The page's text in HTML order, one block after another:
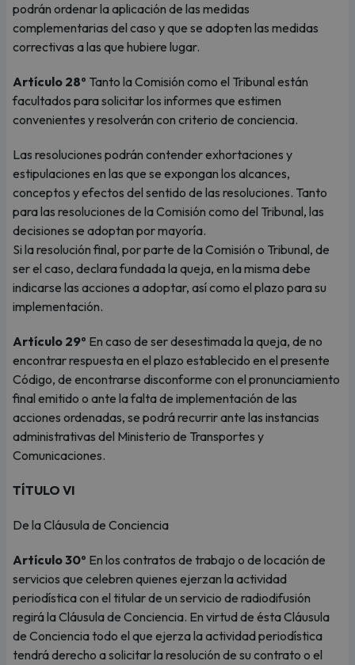
podrán ordenar la aplicación de las medidas
complementarias del caso y que se adopten las medidas
correctivas a las que hubiere lugar.
Artículo 28º Tanto la Comisión como el Tribunal están
facultados para solicitar los informes que estimen
convenientes y resolverán con criterio de conciencia.
Las resoluciones podrán contender exhortaciones y
estipulaciones en las que se expongan los alcances,
conceptos y efectos del sentido de las resoluciones. Tanto
para las resoluciones de la Comisión como del Tribunal, las
decisiones se adoptan por mayoría.
Si la resolución final, por parte de la Comisión o Tribunal, de
ser el caso, declara fundada la queja, en la misma debe
indicarse las acciones a adoptar, así como el plazo para su
implementación.
Artículo 29º En caso de ser desestimada la queja, de no
encontrar respuesta en el plazo establecido en el presente
Código, de encontrarse disconforme con el pronunciamiento
final emitido o ante la falta de implementación de las
acciones ordenadas, se podrá recurrir ante las instancias
administrativas del Ministerio de Transportes y
Comunicaciones.
TÍTULO VI
De la Cláusula de Conciencia
Artículo 30º En los contratos de trabajo o de locación de
servicios que celebren quienes ejerzan la actividad
periodística con el titular de un servicio de radiodifusión
regirá la Cláusula de Conciencia. En virtud de ésta Cláusula
de Conciencia todo el que ejerza la actividad periodística
tendrá derecho a solicitar la resolución de su contrato o el